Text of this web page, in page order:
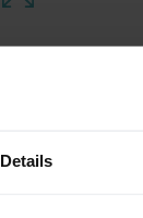
Details